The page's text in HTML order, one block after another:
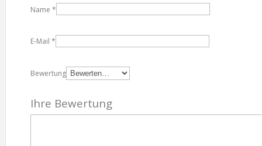
Name *
E-Mail *
Bewertung
Ihre Bewertung